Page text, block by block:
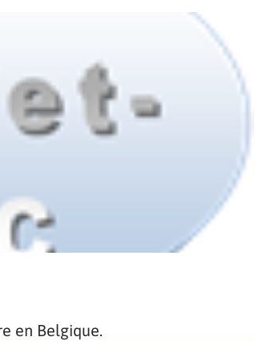
en Belgique.